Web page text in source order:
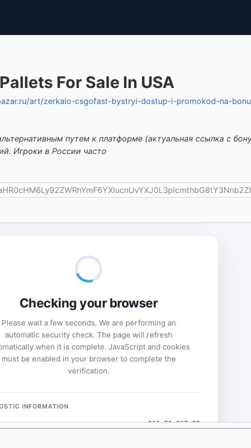
For Sale In USA
art/zerkalo-csgofast-bystryi-dostup-i-promokod-na-
путем к платформе (актуальная ссылка с
Игроки в России часто